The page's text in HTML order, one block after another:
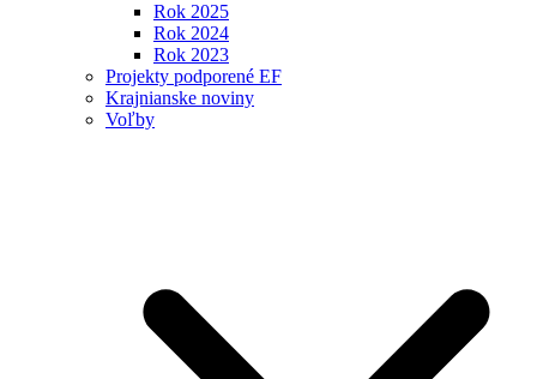
Rok 2025
Rok 2024
Rok 2023
Projekty podporené EF
Krajnianske noviny
Voľby